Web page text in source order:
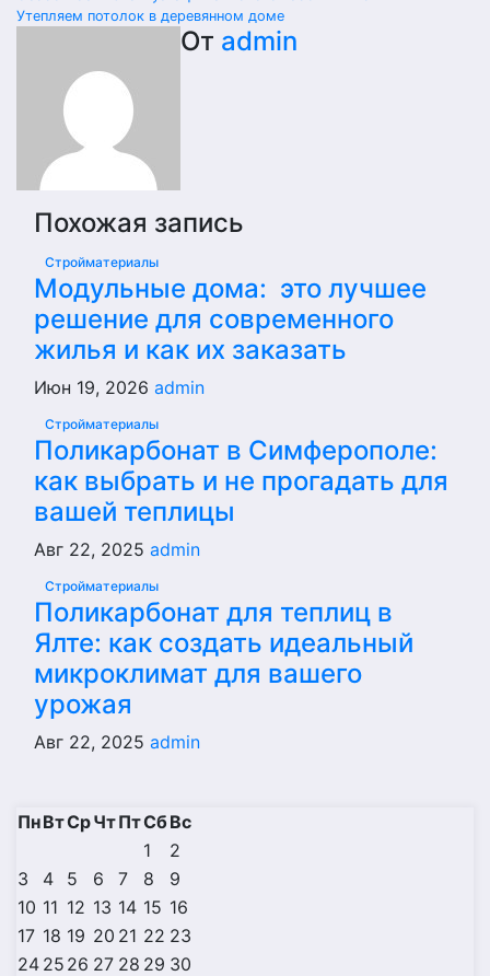
Утепляем потолок в деревянном доме
От admin
Похожая запись
Стройматериалы
Модульные дома: это лучшее
решение для современного
жилья и как их заказать
Июн 19, 2026 admin
Стройматериалы
Поликарбонат в Симферополе:
как выбрать и не прогадать для
вашей теплицы
Авг 22, 2025 admin
Стройматериалы
Поликарбонат для теплиц в
Ялте: как создать идеальный
микроклимат для вашего
урожая
Авг 22, 2025 admin
ПнВтСрЧтПтСбВс
1
2
3
4 5 6 7 8
9
10 11 12 13 14 15 16
17 18 19 20 21 22 23
24 25 26 27 28 29 30